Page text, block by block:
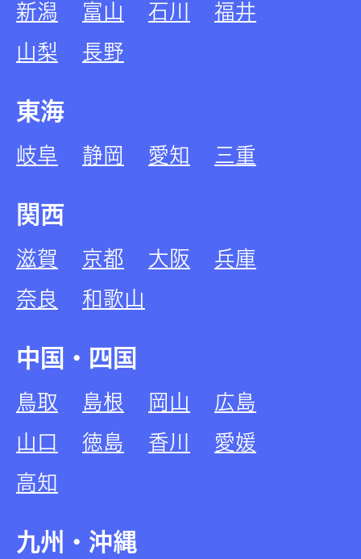
新潟 富山 石川
福井
山梨
長野
東海
岐阜 静岡 愛知 三重
関西
滋賀 京都 大阪
兵庫
奈良
和歌山
中国・四国
鳥取 島根 岡山
広島
山口
徳島 香川
愛媛
高知
九州・沖縄